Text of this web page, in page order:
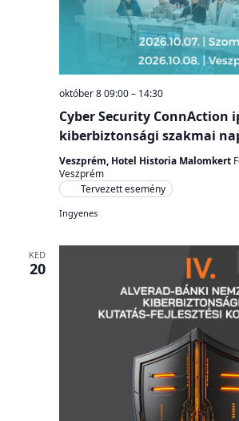
Cyber Security ConnAction
kiberbiztonsági szakmai
október 8 09:00– 14:30
Veszprém, Hotel Historia Malomkert
Veszprém
Tervezett esemény
Ingyenes
KED
20